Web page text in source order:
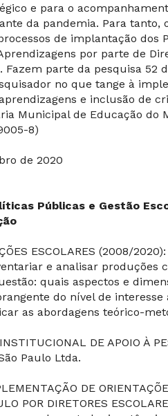
e para o
da pandemia. Para tanto,
de implantação dos
por parte de
Fazem parte da pesquisa 52
no que tange à
e inclusão de
Municipal de Educação do
8)
de 2020
Públicas e Gestão
ESCOLARES (2008/
e analisar produções
quais aspectos e
do nível de
as abordagens teórico-
DE APOIO À
Paulo Ltda.
DE
POR DIRETORES